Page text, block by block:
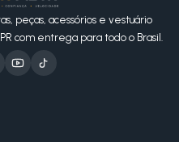
peças, acessórios e vestuário
com entrega para todo o Brasil.